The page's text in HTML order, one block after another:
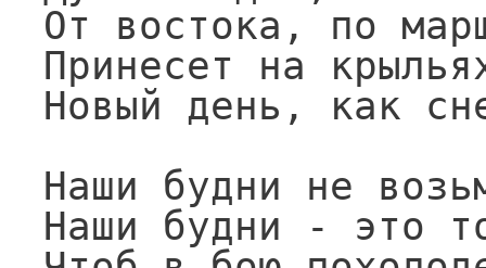
От востока, по
Принесет на
Новый день, как
Наши будни не
Наши будни - это